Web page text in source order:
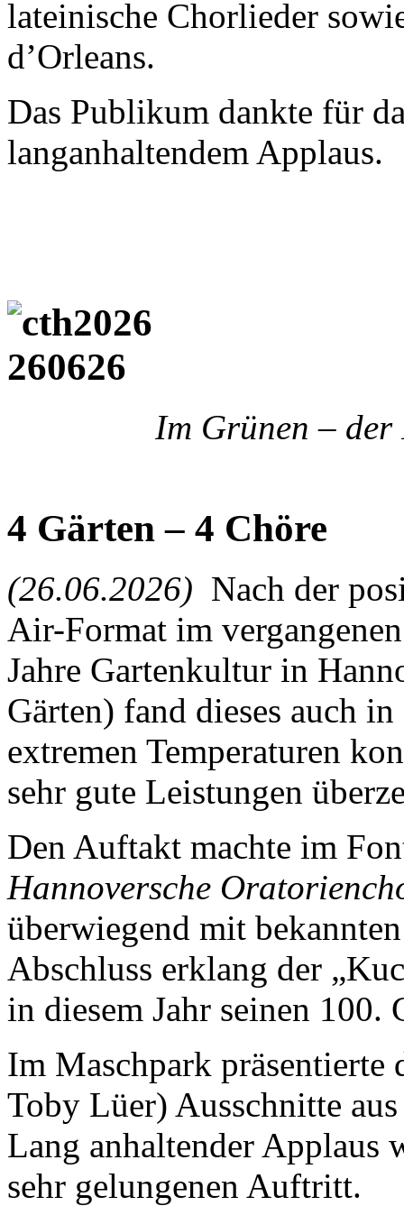
lateinische Chorlieder
d’Orleans.
Das Publikum dankte für
langanhaltendem Applaus.
Im Grünen –
4 Gärten – 4 Chöre
(26.06.2026) Nach der
Air-Format im
Jahre Gartenkultur in
Gärten) fand dieses auch
extremen Temperaturen
sehr gute Leistungen
Den Auftakt machte im
Hannoversche
überwiegend mit
Abschluss erklang der
in diesem Jahr seinen 100.
Im Maschpark präsentierte
Toby Lüer) Ausschnitte
Lang anhaltender Applaus
sehr gelungenen Auftritt.